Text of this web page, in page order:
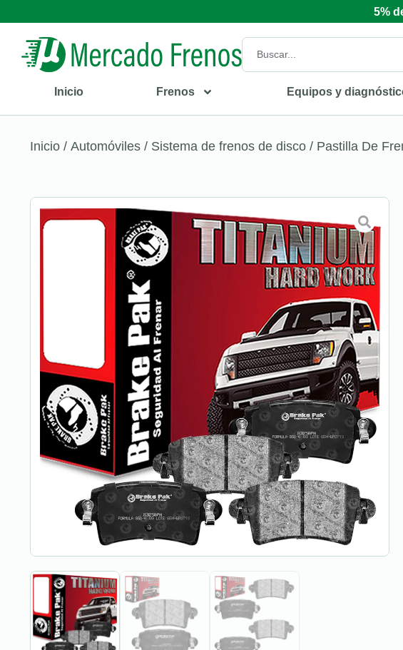
5%
Inicio Frenos Equipos y
Inicio / Automóviles / Sistema de frenos de disco / Pastilla De